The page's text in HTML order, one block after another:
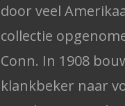
door veel
collectie
Conn. In 1908
klankbeker naar